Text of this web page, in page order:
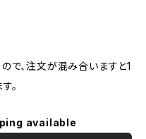
で、注文が混み合いますと1
。
available